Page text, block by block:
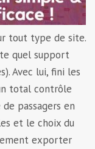
tout type de site.
quel support
Avec lui, fini les
total contrôle
passagers en
et le choix du
exporter